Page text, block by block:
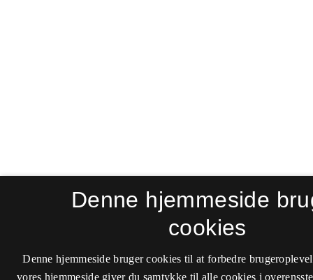
Denne hjemmeside
cookies
Denne hjemmeside bruger cookies til at forbedre
vores hjemmeside giver du samtykke til alle cookies i